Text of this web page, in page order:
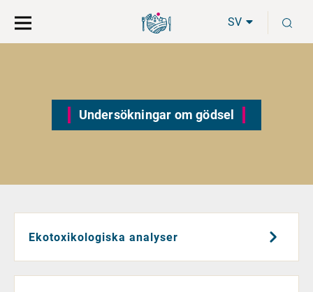
direkt
till
på
hela
SV
Undersökningar om gödsel
Ekotoxikologiska analyser